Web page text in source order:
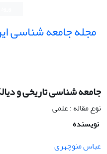
مجله جامعه شناسی
جامعه شناسی تاریخی و
نوع مقاله : علمی
نویسنده
عباس منوچهری